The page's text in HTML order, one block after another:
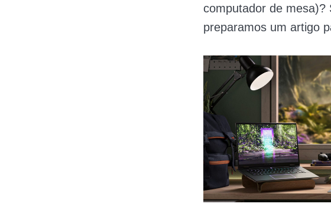
computador de mesa)?
preparamos um artigo